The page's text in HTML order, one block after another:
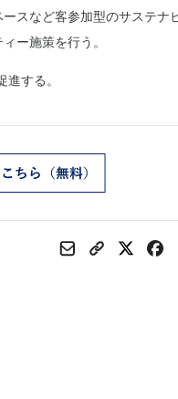
スなど客参加型のサステナ
ー施策を行う。
する。